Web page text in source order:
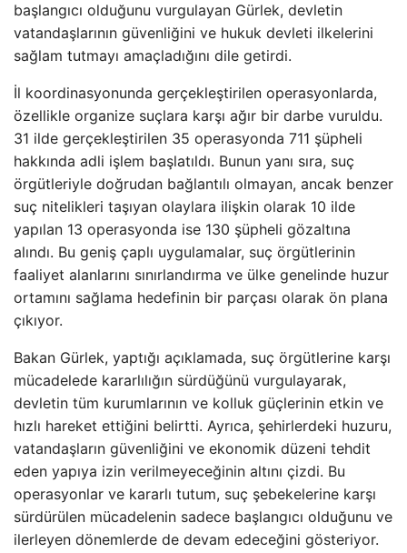
başlangıcı olduğunu vurgulayan Gürlek, devletin
vatandaşlarının güvenliğini ve hukuk devleti ilkelerini
sağlam tutmayı amaçladığını dile getirdi.
İl koordinasyonunda gerçekleştirilen operasyonlarda,
özellikle organize suçlara karşı ağır bir darbe vuruldu.
31 ilde gerçekleştirilen 35 operasyonda 711 şüpheli
hakkında adli işlem başlatıldı. Bunun yanı sıra, suç
örgütleriyle doğrudan bağlantılı olmayan, ancak benzer
suç nitelikleri taşıyan olaylara ilişkin olarak 10 ilde
yapılan 13 operasyonda ise 130 şüpheli gözaltına
alındı. Bu geniş çaplı uygulamalar, suç örgütlerinin
faaliyet alanlarını sınırlandırma ve ülke genelinde huzur
ortamını sağlama hedefinin bir parçası olarak ön plana
çıkıyor.
Bakan Gürlek, yaptığı açıklamada, suç örgütlerine karşı
mücadelede kararlılığın sürdüğünü vurgulayarak,
devletin tüm kurumlarının ve kolluk güçlerinin etkin ve
hızlı hareket ettiğini belirtti. Ayrıca, şehirlerdeki huzuru,
vatandaşların güvenliğini ve ekonomik düzeni tehdit
eden yapıya izin verilmeyeceğinin altını çizdi. Bu
operasyonlar ve kararlı tutum, suç şebekelerine karşı
sürdürülen mücadelenin sadece başlangıcı olduğunu ve
ilerleyen dönemlerde de devam edeceğini gösteriyor.